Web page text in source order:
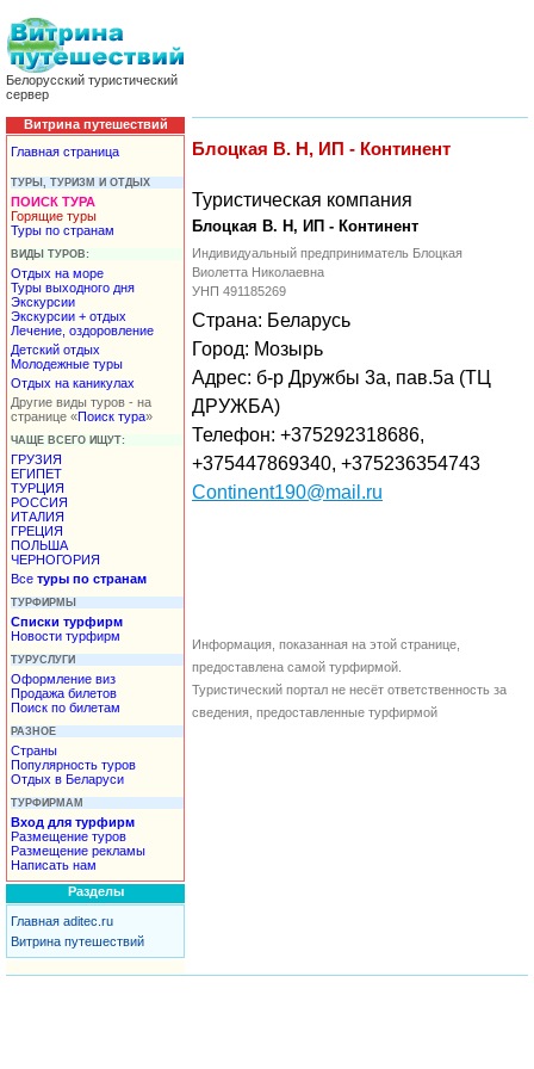
Белорусский туристический
сервер
Витрина путешествий
Главная страница
ТУРЫ, ТУРИЗМ И ОТДЫХ
ПОИСК ТУРА
Горящие туры
Туры по странам
ВИДЫ ТУРОВ:
Отдых на море
Туры выходного дня
Экскурсии
Экскурсии + отдых
Лечение, оздоровление
Детский отдых
Молодежные туры
Отдых на каникулах
Другие виды туров - на
странице «Поиск тура»
ЧАЩЕ ВСЕГО ИЩУТ:
ГРУЗИЯ
ЕГИПЕТ
ТУРЦИЯ
РОССИЯ
ИТАЛИЯ
ГРЕЦИЯ
ПОЛЬША
ЧЕРНОГОРИЯ
Все туры по странам
ТУРФИРМЫ
Списки турфирм
Новости турфирм
ТУРУСЛУГИ
Оформление виз
Продажа билетов
Поиск по билетам
РАЗНОЕ
Страны
Популярность туров
Отдых в Беларуси
ТУРФИРМАМ
Вход для турфирм
Размещение туров
Размещение рекламы
Написать нам
Разделы
Главная aditec.ru
Витрина путешествий
Блоцкая В. Н, ИП - Континент
Туристическая компания
Блоцкая В. Н, ИП - Континент
Индивидуальный предприниматель Блоцкая
Виолетта Николаевна
УНП 491185269
Страна: Беларусь
Город: Мозырь
Адрес: б-р Дружбы 3а, пав.5а (ТЦ
ДРУЖБА)
Телефон: +375292318686,
+375447869340, +375236354743
Continent190@mail.ru
Информация, показанная на этой странице,
предоставлена самой турфирмой.
Туристический портал не несёт ответственность за
сведения, предоставленные турфирмой